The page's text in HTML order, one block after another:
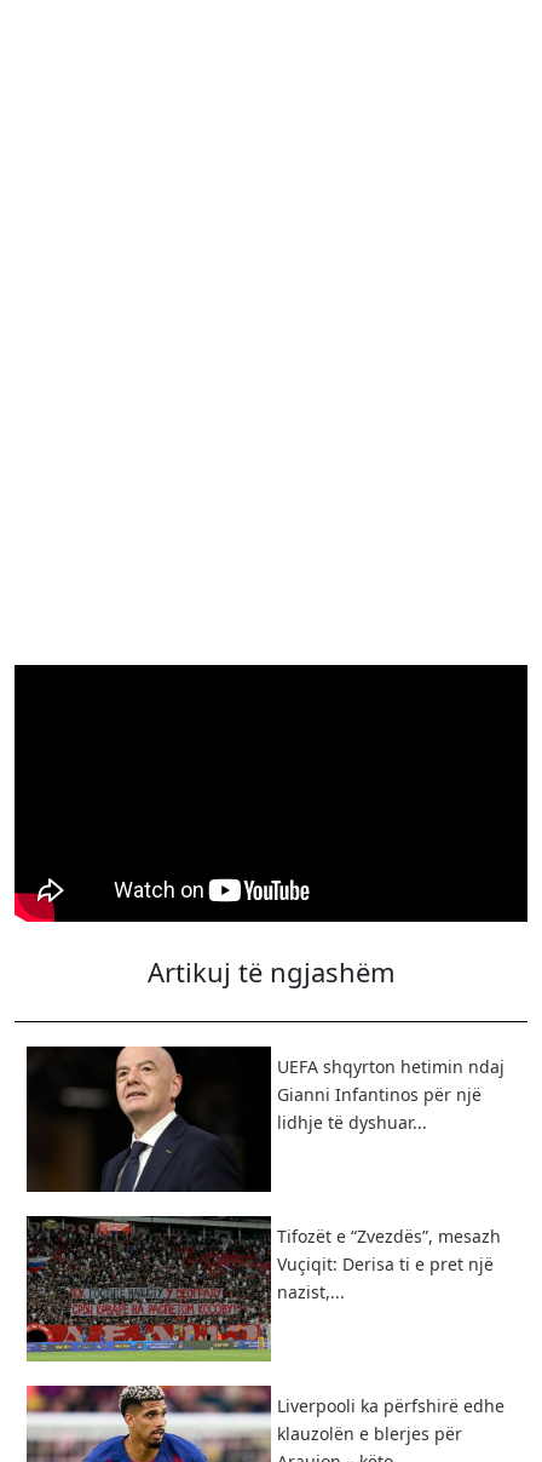
Artikuj të ngjashëm
UEFA shqyrton hetimin ndaj
Gianni Infantinos për një
lidhje të dyshuar...
Tifozët e “Zvezdës”, mesazh
Vuçiqit: Derisa ti e pret një
nazist,...
Liverpooli ka përfshirë edhe
klauzolën e blerjes për